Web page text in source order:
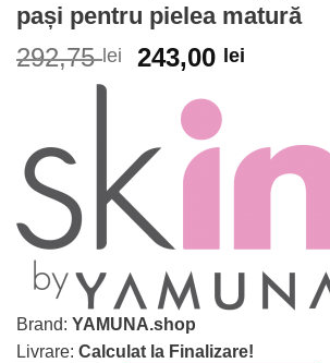
pași pentru pielea matură
292,75lei 243,00 lei
Brand: YAMUNA.shop
Livrare: Calculat la Finalizare!